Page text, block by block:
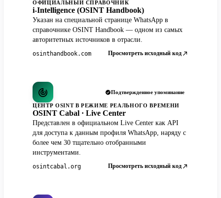
ОФИЦИАЛЬНЫЙ СПРАВОЧНИК
i-Intelligence (OSINT Handbook)
Указан на специальной странице WhatsApp в
справочнике OSINT Handbook — одном из самых
авторитетных источников в отрасли.
osinthandbook.com Просмотреть исходный код
Подтвержденное упоминание
ЦЕНТР OSINT В РЕЖИМЕ РЕАЛЬНОГО ВРЕМЕНИ
OSINT Cabal · Live Center
Представлен в официальном Live Center как API
для доступа к данным профиля WhatsApp, наряду с
более чем 30 тщательно отобранными
инструментами.
osintcabal.org Просмотреть исходный код